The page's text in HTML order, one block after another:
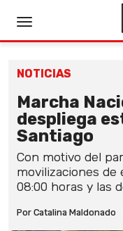
NOTICIAS
Marcha
despliega
Santiago
Con motivo del
movilizaciones de
08:00 horas y las
Por Catalina Maldonado